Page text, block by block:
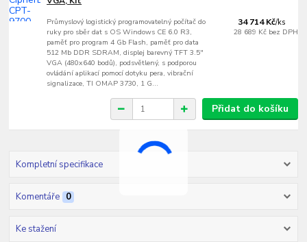
Průmyslový logistický programovatelný počítač do
ruky pro sběr dat s OS Windows CE 6.0 R3,
paměť pro program 4 Gb Flash, paměť pro data
512 Mb DDR SDRAM, displej barevný TFT 3.5"
VGA (480x640 bodů), podsvětlený, s podporou
ovládání aplikací pomocí dotyku pera, vibrační
signalizace, TI OMAP 3730, 1 G...
34 714 Kč/ks
28 689 Kč bez DPH
Přidat do košíku
Kompletní specifikace
Komentáře 0
Ke stažení